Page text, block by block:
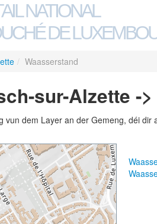
NATIONAL
DE
/ Waasserstand
sur-Alzette -
vun dem Layer an der Gemeng, déi